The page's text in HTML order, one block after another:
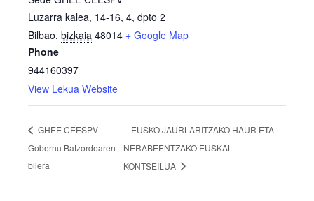
Luzarra kalea, 14-16, 4, dpto 2
Bilbao, bizkaia 48014 + Google Map
Phone
944160397
View Lekua Website
GHEE CEESPV
Gobernu Batzordearen
bilera
EUSKO JAURLARITZAKO HAUR ETA
NERABEENTZAKO EUSKAL
KONTSEILUA